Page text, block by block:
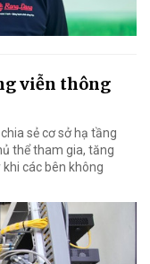
viễn thông
sẻ cơ sở hạ tầng
thể tham gia, tăng
các bên không